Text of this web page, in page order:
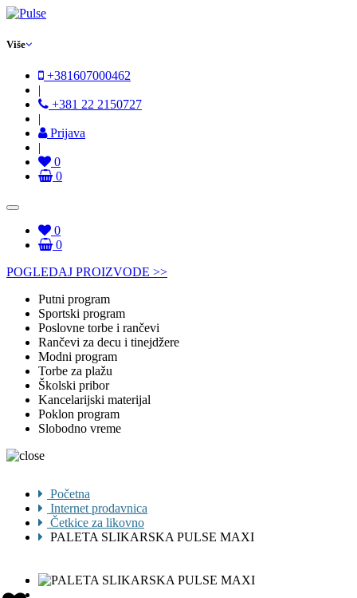
Više
+381607000462
|
+381 22 2150727
|
Prijava
|
0
0
0
0
POGLEDAJ PROIZVODE >>
Putni program
Sportski program
Poslovne torbe i rančevi
Rančevi za decu i tinejdžere
Modni program
Torbe za plažu
Školski pribor
Kancelarijski materijal
Poklon program
Slobodno vreme
Početna
Internet prodavnica
Četkice za likovno
PALETA SLIKARSKA PULSE MAXI